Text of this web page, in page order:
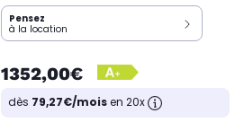
Pensez
à la location
1352,00€
dès 79,27€/moisen 20x